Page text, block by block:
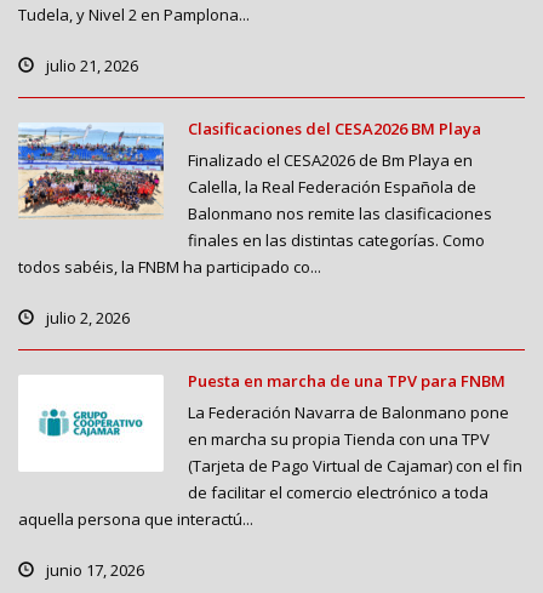
Tudela, y Nivel 2 en Pamplona...
julio 21, 2026
Clasificaciones del CESA2026 BM Playa
Finalizado el CESA2026 de Bm Playa en
Calella, la Real Federación Española de
Balonmano nos remite las clasificaciones
finales en las distintas categorías. Como
todos sabéis, la FNBM ha participado co...
julio 2, 2026
Puesta en marcha de una TPV para FNBM
La Federación Navarra de Balonmano pone
en marcha su propia Tienda con una TPV
(Tarjeta de Pago Virtual de Cajamar) con el fin
de facilitar el comercio electrónico a toda
aquella persona que interactú...
junio 17, 2026